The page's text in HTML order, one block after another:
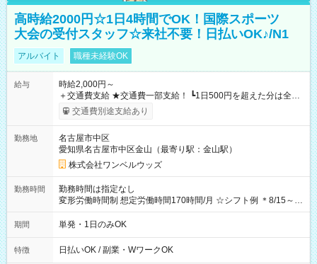
高時給2000円☆1日4時間でOK！国際スポーツ
大会の受付スタッフ☆来社不要！日払いOK♪/N1
アルバイト 職種未経験OK
給与
時給2,000円～
＋交通費支給 ★交通費一部支給！ ┗1日500円を超えた分は全額
支給！ ※往復500円以内の方は自己負担となります ★日払い
OK！（規定あり） ┗働いたその日に現金GET♪ お仕事後はコン
期間なし
交通費別途支給あり
勤務地
名古屋市中区
愛知県名古屋市中区金山（最寄り駅：金山駅）
株式会社ワンベルウッズ
勤務時間
勤務時間は指定なし
変形労働時間制 想定労働時間170時間/月 ☆シフト例 ＊8/15～
10/26 全日共通 08：00～12：00 17：00～21：00 ＊8/31
～9/19のみ下記シフトもあります！ 12：00～16：00 ＊9/6～
00
期間 単発・1日のみOK
特徴 日払いOK / 副業・WワークOK